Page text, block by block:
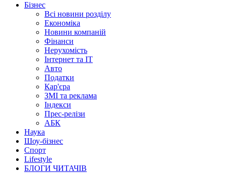
Бізнес
Всі новини розділу
Економіка
Новини компаній
Фінанси
Нерухомість
Інтернет та IT
Авто
Податки
Кар'єра
ЗМІ та реклама
Індекси
Прес-релізи
АБК
Наука
Шоу-бізнес
Спорт
Lifestyle
БЛОГИ ЧИТАЧІВ